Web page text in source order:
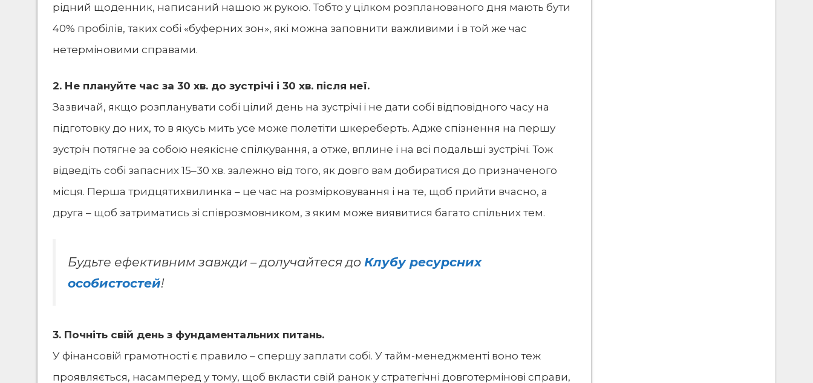
рідний щоденник, написаний нашою ж рукою. Тобто у цілком розпланованого дня мають бути
40% пробілів, таких собі «буферних зон», які можна заповнити важливими і в той же час
нетерміновими справами.
2. Не плануйте час за 30 хв. до зустрічі і 30 хв. після неї.
Зазвичай, якщо розпланувати собі цілий день на зустрічі і не дати собі відповідного часу на
підготовку до них, то в якусь мить усе може полетіти шкереберть. Адже спізнення на першу
зустріч потягне за собою неякісне спілкування, а отже, вплине і на всі подальші зустрічі. Тож
відведіть собі запасних 15–30 хв. залежно від того, як довго вам добиратися до призначеного
місця. Перша тридцятихвилинка – це час на розмірковування і на те, щоб прийти вчасно, а
друга – щоб затриматись зі співрозмовником, з яким може виявитися багато спільних тем.
Будьте ефективним завжди – долучайтеся до Клубу ресурсних
особистостей!
3. Почніть свій день з фундаментальних питань.
У фінансовій грамотності є правило – спершу заплати собі. У тайм-менеджменті воно теж
проявляється, насамперед у тому, щоб вкласти свій ранок у стратегічні довготермінові справи,